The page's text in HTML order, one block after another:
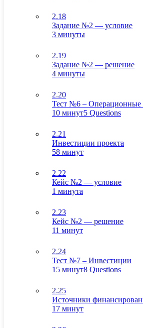
2.18
Задание №2 — условие
3 минуты
2.19
Задание №2 — решение
4 минуты
2.20
Тест №6 – Операционные
10 минут5 Questions
2.21
Инвестиции проекта
58 минут
2.22
Кейс №2 — условие
1 минута
2.23
Кейс №2 — решение
11 минут
2.24
Тест №7 – Инвестиции
15 минут8 Questions
2.25
Источники
17 минут